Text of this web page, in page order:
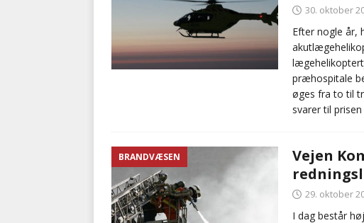
30. oktober
Efter nogle år,
præhospitale
øges fra to til
svarer til
BRANDVÆSEN
Vejen
29. oktober
I dag består